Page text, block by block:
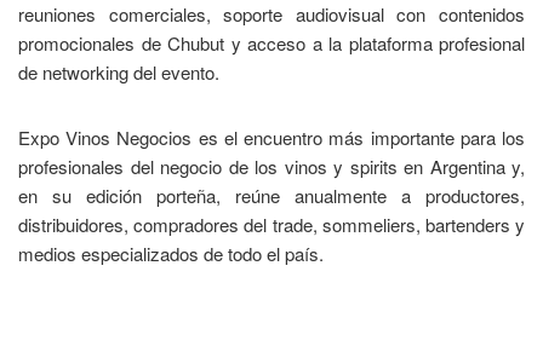
reuniones comerciales, soporte audiovisual con contenidos
promocionales de Chubut y acceso a la plataforma profesional
de networking del evento.
Expo Vinos Negocios es el encuentro más importante para los
profesionales del negocio de los vinos y spirits en Argentina y,
en su edición porteña, reúne anualmente a productores,
distribuidores, compradores del trade, sommeliers, bartenders y
medios especializados de todo el país.